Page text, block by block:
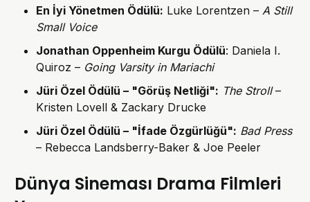
En İyi Yönetmen Ödülü: Luke Lorentzen –A Still
Small Voice
Jonathan Oppenheim Kurgu Ödülü: Daniela I.
Quiroz – Going Varsity in Mariachi
Jüri Özel Ödülü – "Görüş Netliği": The Stroll–
Kristen Lovell & Zackary Drucke
Jüri Özel Ödülü – "İfade Özgürlüğü": Bad Press
– Rebecca Landsberry-Baker & Joe Peeler
Dünya Sineması Drama Filmleri